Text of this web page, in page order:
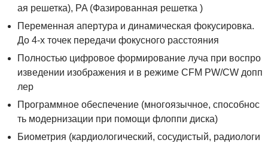
ая решетка), PA (Фазированная решетка )
Переменная апертура и динамическая фокусировка.
До 4-х точек передачи фокусного расстояния
Полностью цифровое формирование луча при воспро
изведении изображения и в режиме CFM PW/CW допп
лер
Программное обеспечение (многоязычное, способнос
ть модернизации при помощи флоппи диска)
Биометрия (кардиологический, сосудистый, радиологи